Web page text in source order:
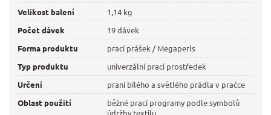
Velikost balení
1,14 kg
Počet dávek
19 dávek
Forma produktu
prací prášek / Megaperls
Typ produktu
univerzální prací prostředek
Určení
praní bílého a světlého prádla v pračce
Oblast použití
běžné prací programy podle symbolů